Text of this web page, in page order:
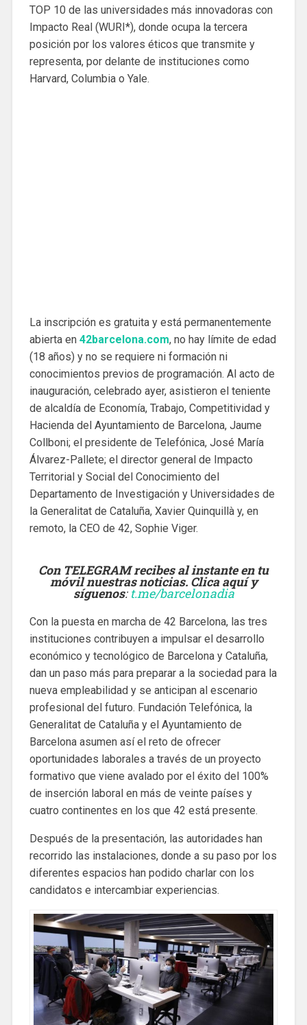
TOP 10 de las universidades más innovadoras con
Impacto Real (WURI*), donde ocupa la tercera
posición por los valores éticos que transmite y
representa, por delante de instituciones como
Harvard, Columbia o Yale.
La inscripción es gratuita y está permanentemente
abierta en 42barcelona.com, no hay límite de edad
(18 años) y no se requiere ni formación ni
conocimientos previos de programación. Al acto de
inauguración, celebrado ayer, asistieron el teniente
de alcaldía de Economía, Trabajo, Competitividad y
Hacienda del Ayuntamiento de Barcelona, Jaume
Collboni; el presidente de Telefónica, José María
Álvarez-Pallete; el director general de Impacto
Territorial y Social del Conocimiento del
Departamento de Investigación y Universidades de
la Generalitat de Cataluña, Xavier Quinquillà y, en
remoto, la CEO de 42, Sophie Viger.
Con TELEGRAM recibes al instante en tu
móvil nuestras noticias. Clica aquí y
síguenos: t.me/barcelonadia
Con la puesta en marcha de 42 Barcelona, las tres
instituciones contribuyen a impulsar el desarrollo
económico y tecnológico de Barcelona y Cataluña,
dan un paso más para preparar a la sociedad para la
nueva empleabilidad y se anticipan al escenario
profesional del futuro. Fundación Telefónica, la
Generalitat de Cataluña y el Ayuntamiento de
Barcelona asumen así el reto de ofrecer
oportunidades laborales a través de un proyecto
formativo que viene avalado por el éxito del 100%
de inserción laboral en más de veinte países y
cuatro continentes en los que 42 está presente.
Después de la presentación, las autoridades han
recorrido las instalaciones, donde a su paso por los
diferentes espacios han podido charlar con los
candidatos e intercambiar experiencias.